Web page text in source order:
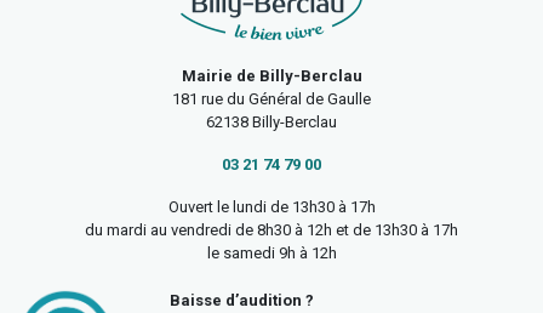
Mairie de Billy-Berclau
181 rue du Général de Gaulle
62138 Billy-Berclau
03 21 74 79 00
Ouvert le lundi de 13h30 à 17h
du mardi au vendredi de 8h30 à 12h et de 13h30 à 17h
le samedi 9h à 12h
Baisse d’audition ?